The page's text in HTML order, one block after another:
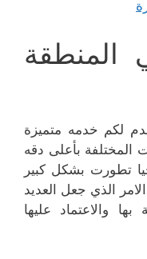
المنطقة
لكم خدمه متميزة
المختلفة بأعلى دقه
تطورت بشكل كبير
الذي جعل العديد
والاعتماد عليها